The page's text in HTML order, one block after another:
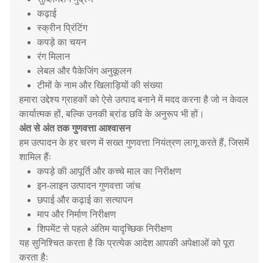
कढ़ाई
स्क्रीन प्रिंटिंग
कपड़े का चयन
रंग मिलान
लेबल और पैकेजिंग अनुकूलन
टीमों के नाम और खिलाड़ियों की संख्या
हमारा उद्देश्य ग्राहकों को ऐसे उत्पाद बनाने में मदद करना है जो न केवल
कार्यात्मक हों, बल्कि उनकी ब्रांड छवि के अनुरूप भी हों।
अंत से अंत तक गुणवत्ता आश्वासन
हम उत्पादन के हर चरण में सख्त गुणवत्ता नियंत्रण लागू करते हैं, जिसमें
शामिल हैंः
कपड़े की आपूर्ति और कच्चे माल का निरीक्षण
इन-लाइन उत्पादन गुणवत्ता जांच
छपाई और कढ़ाई का सत्यापन
माप और निर्माण निरीक्षण
शिपमेंट से पहले अंतिम यादृच्छिक निरीक्षण
यह सुनिश्चित करता है कि प्रत्येक आदेश आपकी अपेक्षाओं को पूरा
करता हैः